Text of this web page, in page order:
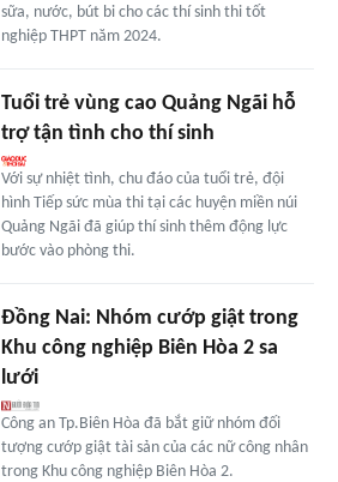
sữa, nước, bút bi cho các thí sinh thi tốt
nghiệp THPT năm 2024.
Tuổi trẻ vùng cao Quảng Ngãi hỗ
trợ tận tình cho thí sinh
Với sự nhiệt tình, chu đáo của tuổi trẻ, đội
hình Tiếp sức mùa thi tại các huyện miền núi
Quảng Ngãi đã giúp thí sinh thêm động lực
bước vào phòng thi.
Đồng Nai: Nhóm cướp giật trong
Khu công nghiệp Biên Hòa 2 sa
lưới
Công an Tp.Biên Hòa đã bắt giữ nhóm đối
tượng cướp giật tài sản của các nữ công nhân
trong Khu công nghiệp Biên Hòa 2.